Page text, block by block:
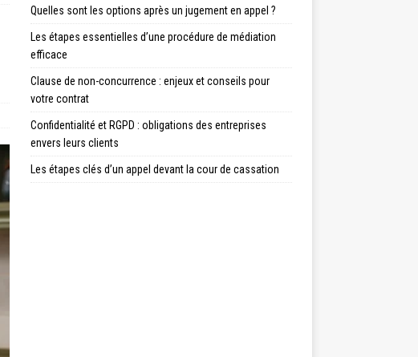
Quelles sont les options après un jugement en appel ?
Les étapes essentielles d’une procédure de médiation
efficace
Clause de non-concurrence : enjeux et conseils pour
votre contrat
Confidentialité et RGPD : obligations des entreprises
envers leurs clients
Les étapes clés d’un appel devant la cour de cassation